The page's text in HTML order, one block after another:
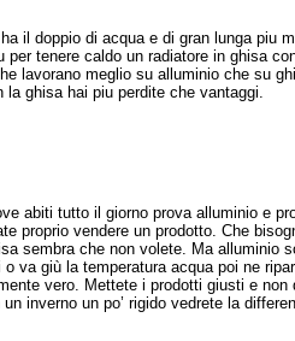
il doppio di acqua e di gran lunga piu
per tenere caldo un radiatore in ghisa
lavorano meglio su alluminio che su
la ghisa hai piu perdite che vantaggi.
abiti tutto il giorno prova alluminio e
proprio vendere un prodotto. Che
sembra che non volete. Ma alluminio
va giù la temperatura acqua poi ne
vero. Mettete i prodotti giusti e
inverno un po’ rigido vedrete la